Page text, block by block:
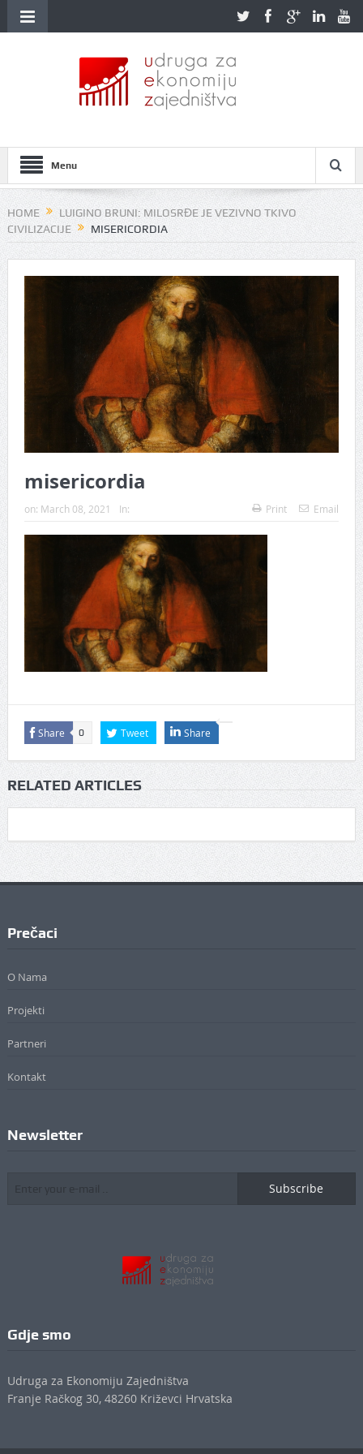
Menu
HOME
LUIGINO BRUNI: MILOSRĐE JE VEZIVNO TKIVO
CIVILIZACIJE
MISERICORDIA
misericordia
on: March 08, 2021 In: Print Email
Share 0 Tweet Share
RELATED ARTICLES
Prečaci
O Nama
Projekti
Partneri
Kontakt
Newsletter
Subscribe
Gdje smo
Udruga za Ekonomiju Zajedništva
Franje Račkog 30, 48260 Križevci Hrvatska